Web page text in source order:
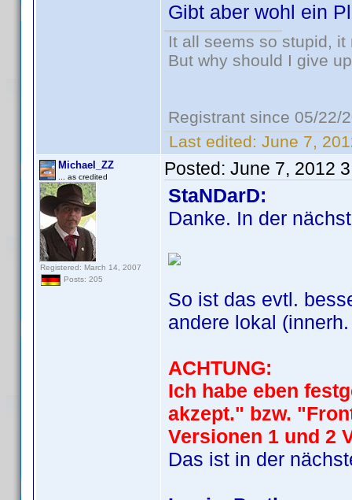
Gibt aber wohl ein
It all seems so stupid,
But why should I give
Registrant since 05/22/
Last edited: June 7,
Michael_ZZ
... as credited
Registered: March 14, 2007
Posts: 205
Posted: June 7, 2012
StaNDarD:
Danke. In der
So ist das evtl.
andere lokal
ACHTUNG:
Ich habe eben
akzept." bzw.
Versionen 1 und 2
Das ist in der